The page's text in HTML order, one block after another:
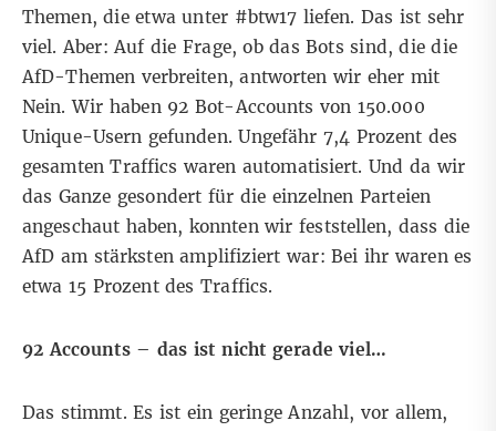
Themen, die etwa unter #btw17 liefen. Das ist sehr
viel. Aber: Auf die Frage, ob das Bots sind, die die
AfD-Themen verbreiten, antworten wir eher mit
Nein. Wir haben 92 Bot-Accounts von 150.000
Unique-Usern gefunden. Ungefähr 7,4 Prozent des
gesamten Traffics waren automatisiert. Und da wir
das Ganze gesondert für die einzelnen Parteien
angeschaut haben, konnten wir feststellen, dass die
AfD am stärksten amplifiziert war: Bei ihr waren es
etwa 15 Prozent des Traffics.
92 Accounts – das ist nicht gerade viel…
Das stimmt. Es ist ein geringe Anzahl, vor allem,